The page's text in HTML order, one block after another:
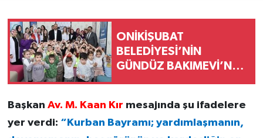
ONİKİŞUBAT
BELEDİYESİ’NİN
GÜNDÜZ BAKIMEVİ’NDE
Başkan Av. M. Kaan Kır mesajında şu ifadelere
yer verdi: “Kurban Bayramı; yardımlaşmanın,